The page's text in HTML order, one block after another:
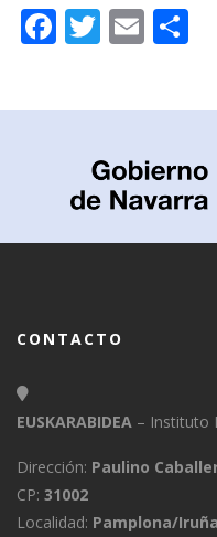
Facebook
Twitter
Email
CONTACTO
EUSKARABIDEA – Instituto
Dirección: Paulino
CP: 31002
Localidad: Pamplona/Iruña